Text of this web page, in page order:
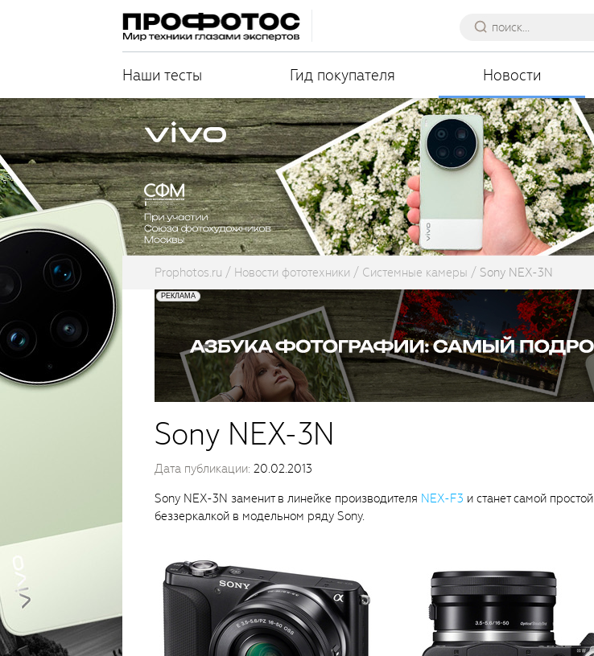
Наши тесты Гид покупателя Новости
Prophotos.ru Новости фототехники Системные камеры Sony NEX-3N
Sony NEX-3N
Дата публикации: 20.02.2013
Sony NEX-3N заменит в линейке производителя NEX-F3 и станет самой простой
беззеркалкой в модельном ряду Sony.